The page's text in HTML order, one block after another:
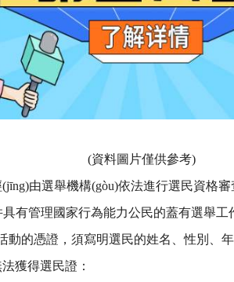
(資料圖片僅供參考)
由選舉機構(gòu)依法進行選民資格審查
具有管理國家行為能力公民的蓋有選舉
的憑證，須寫明選民的姓名、性別、年
獲得選民證：